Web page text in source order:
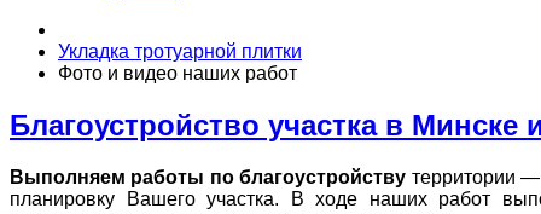
Укладка тротуарной плитки
Фото и видео наших работ
Благоустройство участка в Минске
Выполняем работы по благоустройству территории
планировку Вашего участка. В ходе наших работ